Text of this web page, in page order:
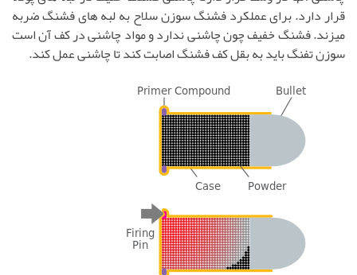
قرار دارد. برای عملکرد فشنگ سوزن سلاح به لبه های فشنگ ضربه
میزند. فشنگ خفیف چون چاشنی ندارد و مواد چاشنی در کف آن است
سوزن تفنگ باید به بقل کف فشنگ اصابت کند تا چاشنی عمل کند.